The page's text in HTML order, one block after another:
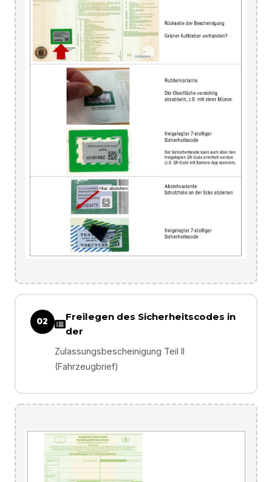
02
Freilegen des Sicherheitscodes in
der
Zulassungsbescheinigung Teil II
(Fahrzeugbrief)